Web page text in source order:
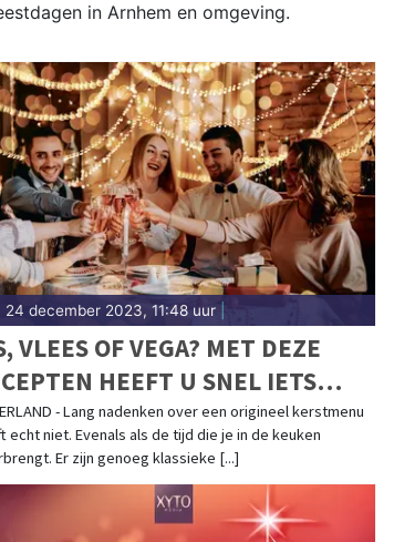
in Arnhem en omgeving.
24 december 2023, 11:48 uur|
VLEES OF VEGA? MET DEZE
HEEFT U SNEL IETS
OP TAFEL MET KERST
- Lang nadenken over een origineel kerstmenu
echt niet. Evenals als de tijd die je in de keuken
Er zijn genoeg klassieke [...]